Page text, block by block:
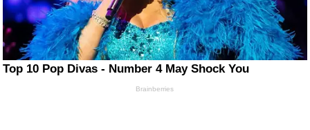
Top 10 Pop Divas - Number 4 May Shock You
Brainberries